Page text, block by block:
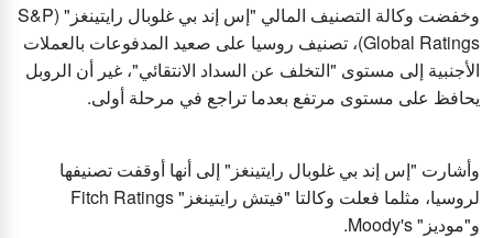
وخفضت وكالة التصنيف المالي "إس إند بي غلوبال رايتينغز" (S&P
Global Ratings)، تصنيف روسيا على صعيد المدفوعات بالعملات
الأجنبية إلى مستوى "التخلف عن السداد الانتقائي"، غير أن الروبل
يحافظ على مستوى مرتفع بعدما تراجع في مرحلة أولى.
وأشارت "إس إند بي غلوبال رايتينغز" إلى أنها أوقفت تصنيفها
لروسيا، مثلما فعلت وكالتا "فيتش رايتينغز" Fitch Ratings
و"موديز" Moody's.